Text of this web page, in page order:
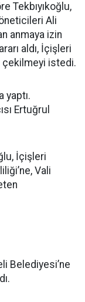
Tekbıyıkoğlu,
Ali
anmaya izin
aldı, İçişleri
çekilmeyi istedi.
yaptı.
Ertuğrul
İçişleri
Vali
Belediyesi’ne